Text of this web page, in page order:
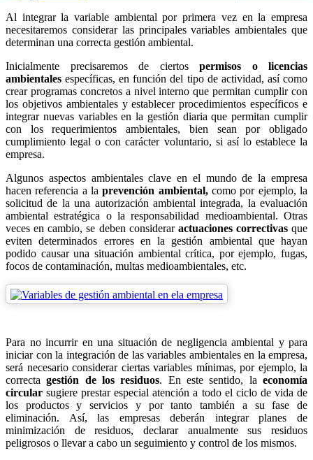
Al integrar la variable ambiental por primera vez en la empresa
necesitaremos considerar las principales variables ambientales que
determinan una correcta gestión ambiental.
Inicialmente precisaremos de ciertos permisos o licencias
ambientales específicas, en función del tipo de actividad, así como
crear programas concretos a nivel interno que permitan cumplir con
los objetivos ambientales y establecer procedimientos específicos e
integrar nuevas variables en la gestión diaria que permitan cumplir
con los requerimientos ambientales, bien sean por obligado
cumplimiento legal o con carácter voluntario, si así lo establece la
empresa.
Algunos aspectos ambientales clave en el mundo de la empresa
hacen referencia a laprevención ambiental,como por ejemplo, la
solicitud de la una autorización ambiental integrada, la evaluación
ambiental estratégica o la responsabilidad medioambiental. Otras
veces en cambio, se deben considerar actuaciones correctivasque
eviten determinados errores en la gestión ambiental que hayan
podido causar una situación ambiental crítica, por ejemplo, fugas,
focos de contaminación, multas medioambientales, etc.
Para no incurrir en una situación de negligencia ambiental y para
iniciar con la integración de las variables ambientales en la empresa,
será necesario considerar ciertas variables mínimas, por ejemplo, la
correctagestión de los residuos. En este sentido, laeconomía
circular sugiere prestar especial atención a todo el ciclo de vida de
los productos y servicios y por tanto también a su fase de
eliminación. Así, las empresas deberán integrar planes de
minimización de residuos, declarar anualmente sus residuos
peligrosos o llevar a cabo un seguimiento y control de los mismos.